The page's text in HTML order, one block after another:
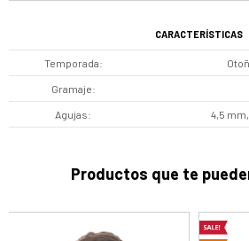
CARACTERÍSTICAS
Temporada
Gramaje
Agujas 4,5
Productos que te